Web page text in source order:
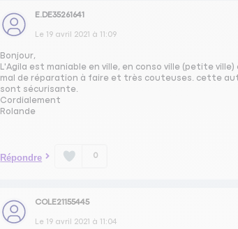
E.DE35261641
Le 19 avril 2021 à 11:09
Bonjour,
L'Agila est maniable en ville, en conso ville (petite
mal de réparation à faire et très couteuses. cette
sont sécurisante.
Cordialement
Rolande
Répondre 0
COLE21155445
Le 19 avril 2021 à 11:04